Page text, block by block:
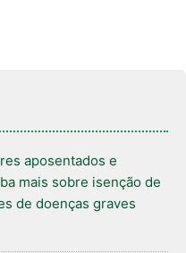
aposentados e
mais sobre isenção de
de doenças graves